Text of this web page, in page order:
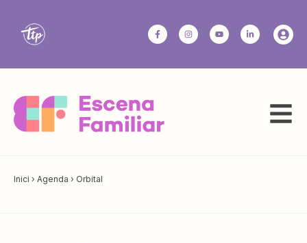
Inici › Agenda › Orbital